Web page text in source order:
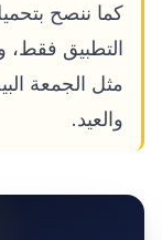
كما ننصح
التطبيق فقط،
مثل الجمعة
والعيد.